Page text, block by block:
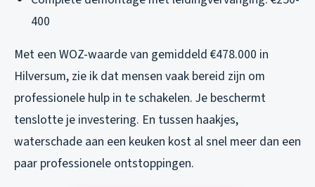
400
Met een WOZ-waarde van gemiddeld €478.000 in
Hilversum, zie ik dat mensen vaak bereid zijn om
professionele hulp in te schakelen. Je beschermt
tenslotte je investering. En tussen haakjes,
waterschade aan een keuken kost al snel meer dan een
paar professionele ontstoppingen.